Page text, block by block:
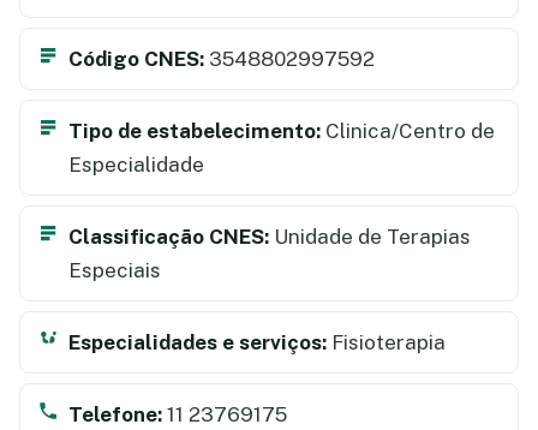
Código CNES: 3548802997592
Tipo de estabelecimento: Clinica/Centro de
Especialidade
Classificação CNES: Unidade de Terapias
Especiais
Especialidades e serviços: Fisioterapia
Telefone: 11 23769175